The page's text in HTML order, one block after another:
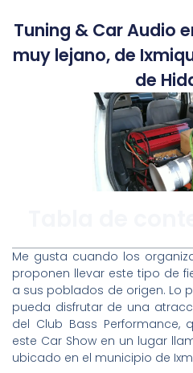
Tuning & Car Audio
muy lejano, de
de
Me gusta cuando los
proponen llevar este tipo de
a sus poblados de origen. Lo
pueda disfrutar de una
del Club Bass Performance,
este Car Show en un lugar
ubicado en el municipio de